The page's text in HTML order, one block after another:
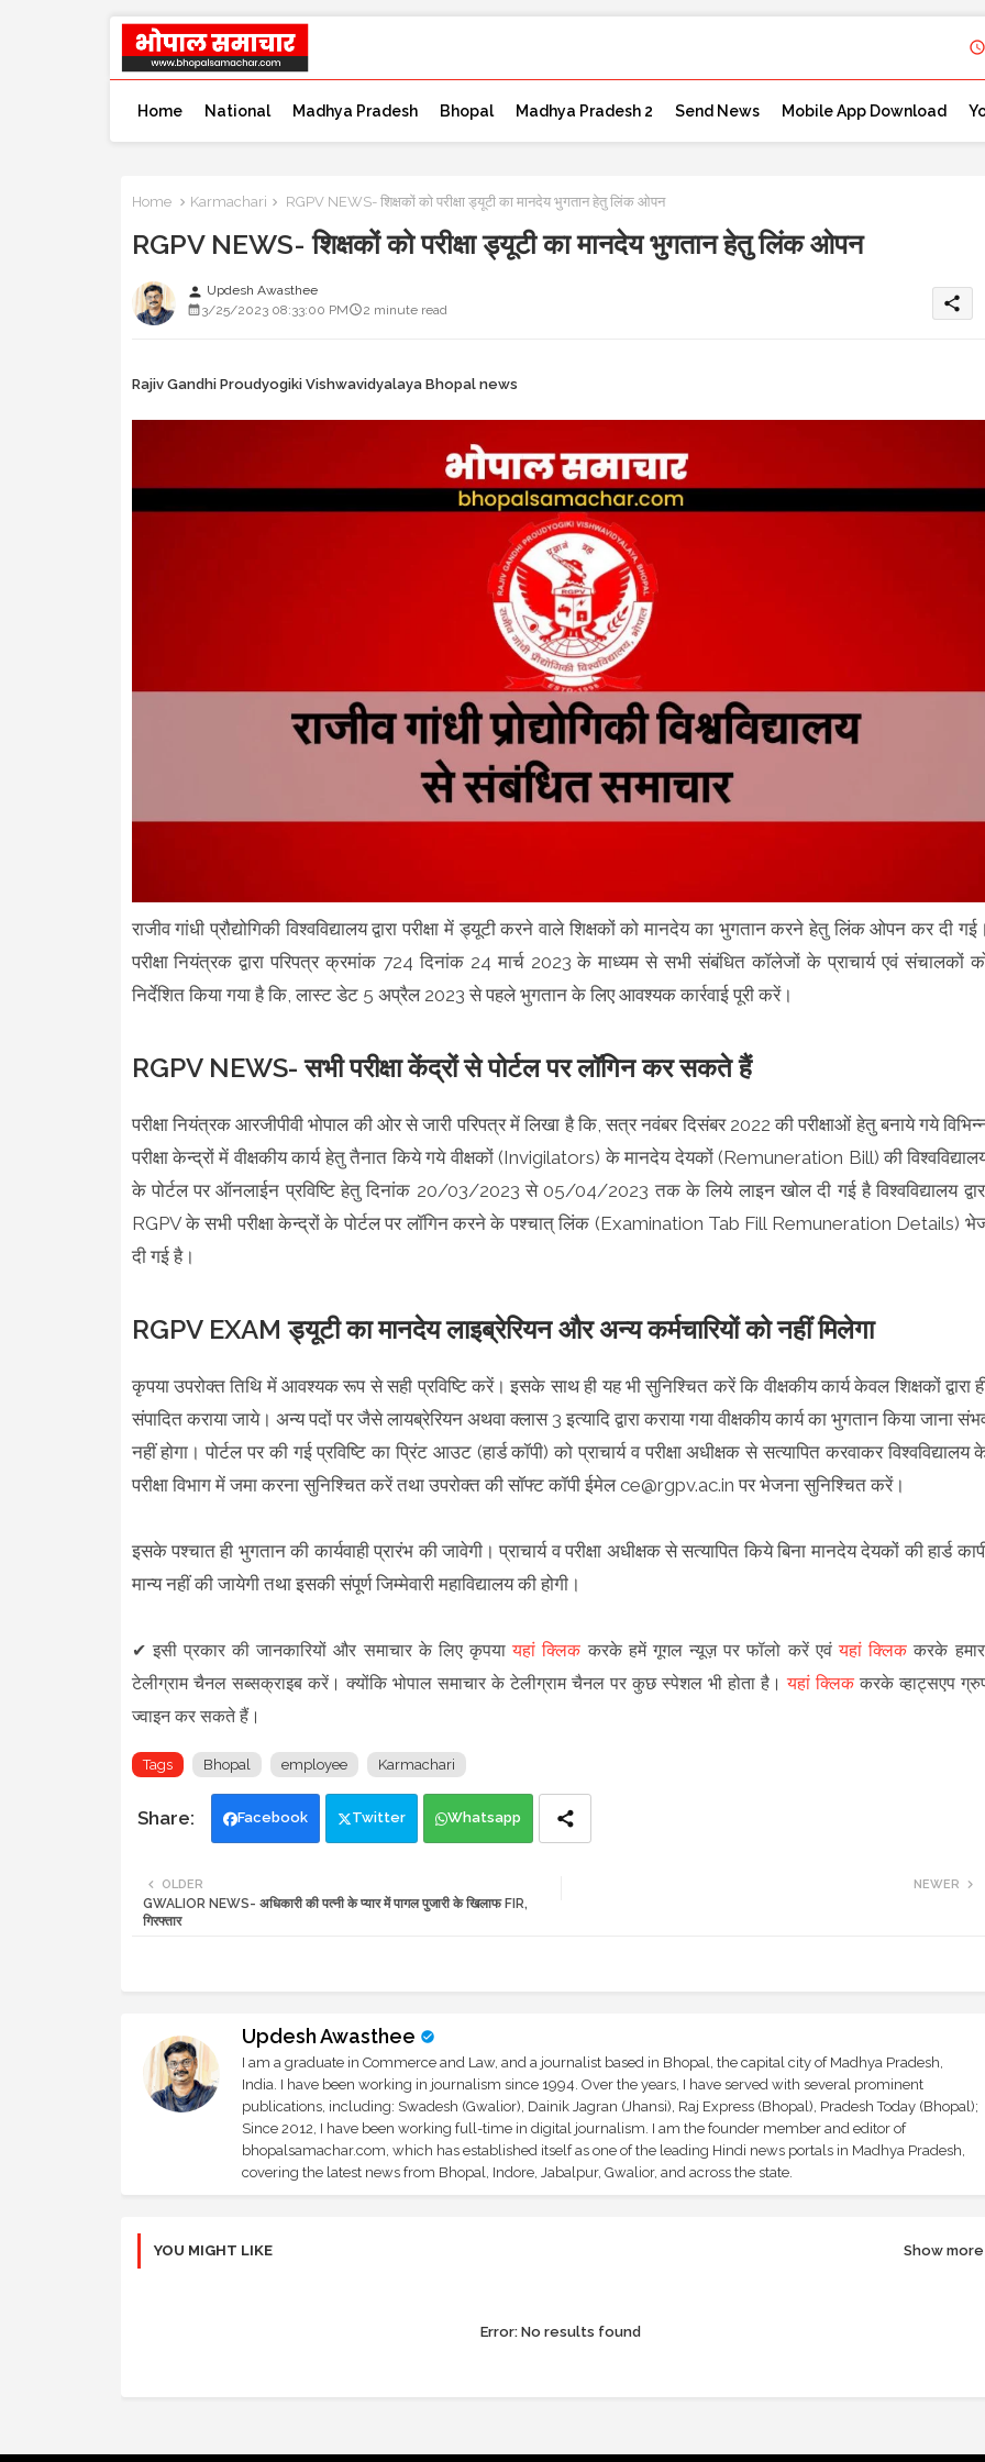
Home National Madhya Pradesh Bhopal Madhya Pradesh 2 Send News Mobile App Download
Home Karmachari RGPV NEWS- शिक्षकों को परीक्षा ड्यूटी का मानदेय भुगतान हेतु लिंक ओपन
RGPV NEWS- शिक्षकों को परीक्षा ड्यूटी का मानदेय भुगतान हेतु लिंक ओपन
person Updesh Awasthee
3/25/2023 08:33:00 PM
2 minute read share
Rajiv Gandhi Proudyogiki Vishwavidyalaya Bhopal news
राजीव गांधी प्रौद्योगिकी विश्वविद्यालय द्वारा परीक्षा में ड्यूटी करने वाले शिक्षकों को मानदेय का भुगतान करने हेतु लिंक ओपन कर दी
परीक्षा नियंत्रक द्वारा परिपत्र क्रमांक 724 दिनांक 24 मार्च 2023 के माध्यम से सभी संबंधित कॉलेजों के प्राचार्य एवं संचालकों
निर्देशित किया गया है कि, लास्ट डेट 5 अप्रैल 2023 से पहले भुगतान के लिए आवश्यक कार्रवाई पूरी करें।
RGPV NEWS- सभी परीक्षा केंद्रों से पोर्टल पर लॉगिन कर सकते हैं
परीक्षा नियंत्रक आरजीपीवी भोपाल की ओर से जारी परिपत्र में लिखा है कि, सत्र नवंबर दिसंबर 2022 की परीक्षाओं हेतु बनाये गये
परीक्षा केन्द्रों में वीक्षकीय कार्य हेतु तैनात किये गये वीक्षकों (Invigilators) के मानदेय देयकों (Remuneration Bill) की
के पोर्टल पर ऑनलाईन प्रविष्टि हेतु दिनांक 20/03/2023 से 05/04/2023 तक के लिये लाइन खोल दी गई है विश्वविद्यालय
RGPV के सभी परीक्षा केन्द्रों के पोर्टल पर लॉगिन करने के पश्चात् लिंक (Examination Tab Fill Remuneration Details)
दी गई है।
RGPV EXAM ड्यूटी का मानदेय लाइब्रेरियन और अन्य कर्मचारियों को नहीं मिलेगा
कृपया उपरोक्त तिथि में आवश्यक रूप से सही प्रविष्टि करें। इसके साथ ही यह भी सुनिश्चित करें कि वीक्षकीय कार्य केवल शिक्षकों द्वारा
संपादित कराया जाये। अन्य पदों पर जैसे लायब्रेरियन अथवा क्लास 3 इत्यादि द्वारा कराया गया वीक्षकीय कार्य का भुगतान किया जाना
नहीं होगा। पोर्टल पर की गई प्रविष्टि का प्रिंट आउट (हार्ड कॉपी) को प्राचार्य व परीक्षा अधीक्षक से सत्यापित करवाकर विश्वविद्यालय
परीक्षा विभाग में जमा करना सुनिश्चित करें तथा उपरोक्त की सॉफ्ट कॉपी ईमेल ce@rgpv.ac.in पर भेजना सुनिश्चित करें।
इसके पश्चात ही भुगतान की कार्यवाही प्रारंभ की जावेगी। प्राचार्य व परीक्षा अधीक्षक से सत्यापित किये बिना मानदेय देयकों की हार्ड
मान्य नहीं की जायेगी तथा इसकी संपूर्ण जिम्मेवारी महाविद्यालय की होगी।
✔ इसी प्रकार की जानकारियों और समाचार के लिए कृपयायहां क्लिक करके हमें गूगल न्यूज़ पर फॉलो करें एवंयहां क्लिक करके
टेलीग्राम चैनल सब्सक्राइब करें। क्योंकि भोपाल समाचार के टेलीग्राम चैनल पर कुछ स्पेशल भी होता है।यहां क्लिककरके व्हाट्सएप
ज्वाइन कर सकते हैं।
Tags Bhopal employee Karmachari
Facebook Twitter Whatsapp
NEWER
OLDER
GWALIOR NEWS- अधिकारी की पत्नी के प्यार में पागल पुजारी के खिलाफ FIR,
गिरफ्तार
Updesh Awasthee
I am a graduate in Commerce and Law, and a journalist based in Bhopal, the capital city of Madhya Pradesh,
India. I have been working in journalism since 1994. Over the years, I have served with several prominent
publications, including: Swadesh (Gwalior), Dainik Jagran (Jhansi), Raj Express (Bhopal), Pradesh Today (Bhopal);
Since 2012, I have been working full-time in digital journalism. I am the founder member and editor of
bhopalsamachar.com, which has established itself as one of the leading Hindi news portals in Madhya Pradesh,
covering the latest news from Bhopal, Indore, Jabalpur, Gwalior, and across the state.
YOU MIGHT LIKE Show more
Error:No results found